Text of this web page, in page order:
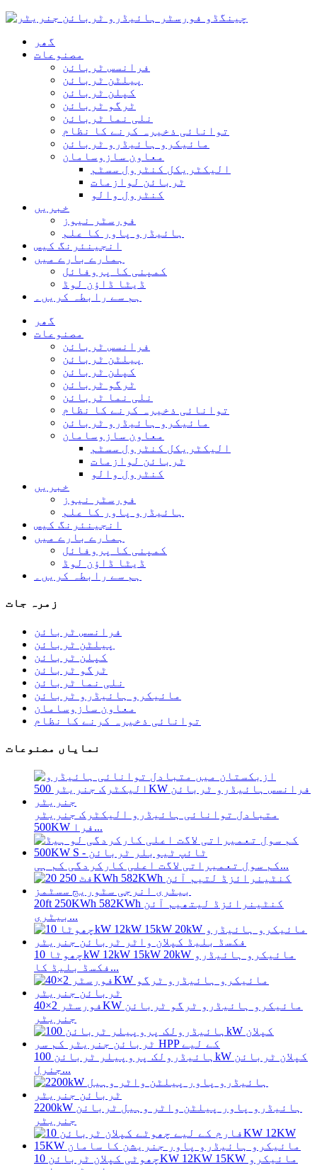
گھر
مصنوعات
فرانسس ٹربائن
پیلٹن ٹربائن
کپلن ٹربائن
ٹرگو ٹربائن
نلی نما ٹربائن
توانائی ذخیرہ کرنے کا نظام
مائیکرو ہائیڈرو ٹربائن
معاون سازوسامان
الیکٹریکل کنٹرول سسٹم
ٹربائن لوازمات
کنٹرول والو
خبریں
فورسٹر نیوز
ہائیڈرو پاور کا علم
انجینئرنگ کیس
ہمارے بارے میں
کمپنی کا پروفائل
ڈیٹا ڈاؤن لوڈ
ہم سے رابطہ کریں۔
گھر
مصنوعات
فرانسس ٹربائن
پیلٹن ٹربائن
کپلن ٹربائن
ٹرگو ٹربائن
نلی نما ٹربائن
توانائی ذخیرہ کرنے کا نظام
مائیکرو ہائیڈرو ٹربائن
معاون سازوسامان
الیکٹریکل کنٹرول سسٹم
ٹربائن لوازمات
کنٹرول والو
خبریں
فورسٹر نیوز
ہائیڈرو پاور کا علم
انجینئرنگ کیس
ہمارے بارے میں
کمپنی کا پروفائل
ڈیٹا ڈاؤن لوڈ
ہم سے رابطہ کریں۔
زمرہ جات
فرانسس ٹربائن
پیلٹن ٹربائن
کپلن ٹربائن
ٹرگو ٹربائن
نلی نما ٹربائن
مائیکرو ہائیڈرو ٹربائن
معاون سازوسامان
توانائی ذخیرہ کرنے کا نظام
نمایاں مصنوعات
متبادل توانائی ہائیڈرو الیکٹرک جنریٹر
500KW فرا...
کم سول تعمیراتی لاگت اعلی کارکردگی کم ہی...
20ft 250KWh 582KWh کنٹینرائزڈ لیتھیم آئن
بیٹری...
چھوٹا 10kW 12kW 15kW 20kW مائیکرو ہائیڈرو
فکسڈ بلیڈ کا...
فورسٹر 2×40KW مائیکرو ہائیڈرو ٹرگو ٹربائن
جنریٹر
ہائیڈرولک پروپیلر ٹربائن 100kW کپلان ٹربائن
جنرل...
2200kW ہائیڈرو پاور پیلٹن واٹر وہیل ٹربائن
جنریٹر
چھوٹی کپلان ٹربائن 10KW 12KW 15KW مائیکرو